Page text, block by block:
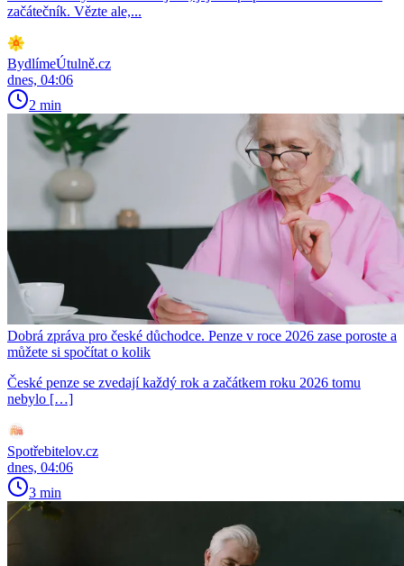
začátečník. Vězte ale,...
BydlímeÚtulně.cz
dnes, 04:06
2 min
Dobrá zpráva pro české důchodce. Penze v roce 2026 zase poroste a
můžete si spočítat o kolik
České penze se zvedají každý rok a začátkem roku 2026 tomu
nebylo […]
Spotřebitelov.cz
dnes, 04:06
3 min